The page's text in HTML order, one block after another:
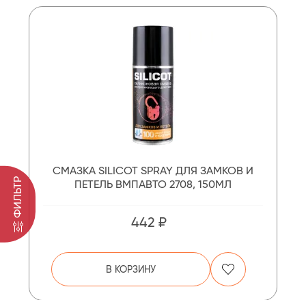
ФИЛЬТР
СМАЗКА SILICOT SPRAY ДЛЯ ЗАМКОВ И
ПЕТЕЛЬ ВМПАВТО 2708, 150МЛ
442 ₽
В КОРЗИНУ